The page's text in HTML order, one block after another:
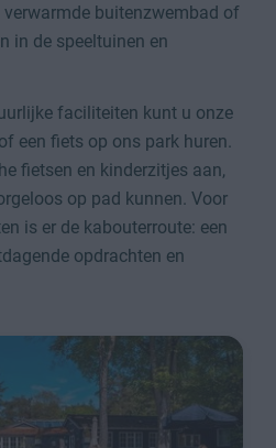
buitenzwembad of
in de speeltuinen en
faciliteiten kunt u onze
een fiets op ons park huren.
fietsen en kinderzitjes aan,
op pad kunnen. Voor
is er de kabouterroute: een
opdrachten en